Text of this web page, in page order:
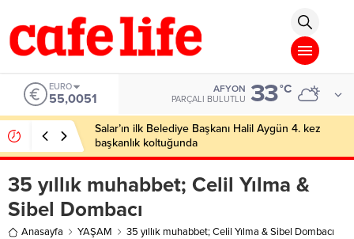
EURO
55,0051
AFYON
PARÇALI BULUTLU 33°C
Salar’ın ilk Belediye Başkanı Halil Aygün 4. kez
başkanlık koltuğunda
35 yıllık muhabbet; Celil Yılma &
Sibel Dombacı
Anasayfa YAŞAM 35 yıllık muhabbet; Celil Yılma & Sibel Dombacı